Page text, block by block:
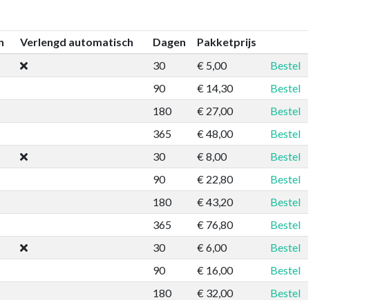
Verlengd automatisch Dagen
Pakketprijs
30 € 5,00
Bestel
90
€ 14,30
Bestel
180
€ 27,00
Bestel
365
€ 48,00
Bestel
30 € 8,00
Bestel
90
€ 22,80
Bestel
180
€ 43,20
Bestel
365
€ 76,80
Bestel
30 € 6,00
Bestel
90
€ 16,00
Bestel
180
€ 32,00
Bestel